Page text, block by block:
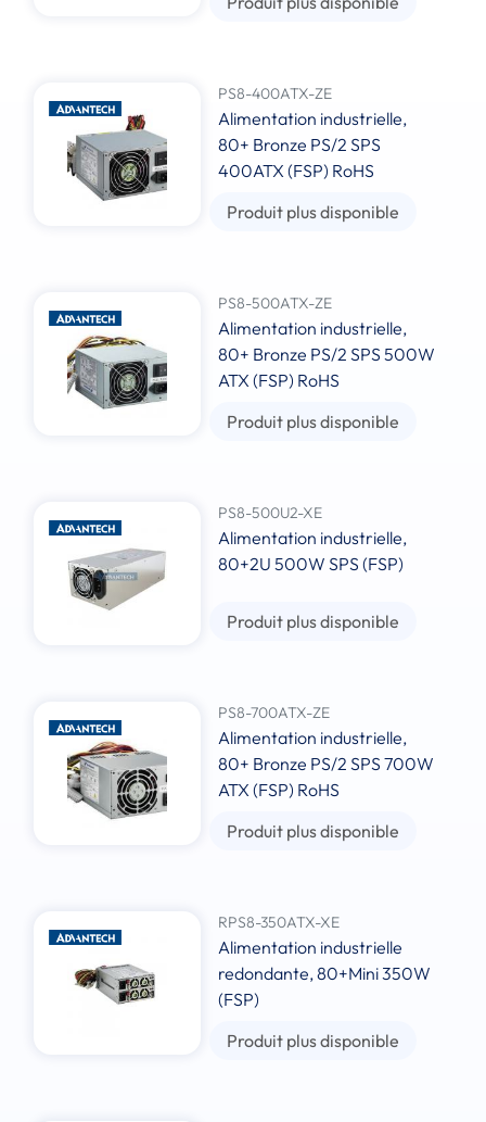
PS8-400ATX-ZE
Alimentation industrielle,
80+ Bronze PS/2 SPS
400ATX (FSP) RoHS
Produit plus disponible
PS8-500ATX-ZE
Alimentation industrielle,
80+ Bronze PS/2 SPS 500W
ATX (FSP) RoHS
Produit plus disponible
PS8-500U2-XE
Alimentation industrielle,
80+2U 500W SPS (FSP)
Produit plus disponible
PS8-700ATX-ZE
Alimentation industrielle,
80+ Bronze PS/2 SPS 700W
ATX (FSP) RoHS
Produit plus disponible
RPS8-350ATX-XE
Alimentation industrielle
redondante, 80+Mini 350W
(FSP)
Produit plus disponible